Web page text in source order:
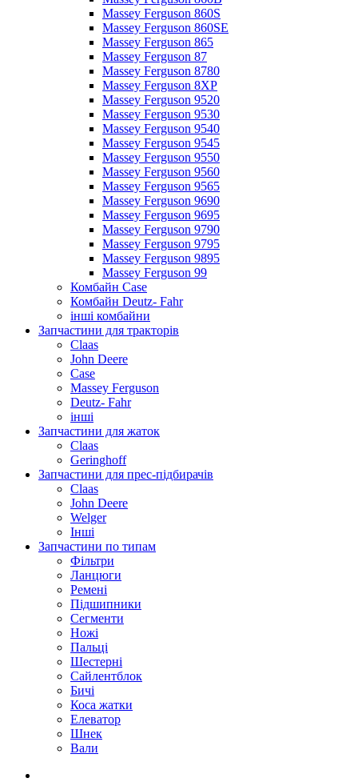
Massey Ferguson 860S
Massey Ferguson 860SE
Massey Ferguson 865
Massey Ferguson 87
Massey Ferguson 8780
Massey Ferguson 8XP
Massey Ferguson 9520
Massey Ferguson 9530
Massey Ferguson 9540
Massey Ferguson 9545
Massey Ferguson 9550
Massey Ferguson 9560
Massey Ferguson 9565
Massey Ferguson 9690
Massey Ferguson 9695
Massey Ferguson 9790
Massey Ferguson 9795
Massey Ferguson 9895
Massey Ferguson 99
Комбайн Case
Комбайн Deutz- Fahr
інші комбайни
Запчастини для тракторів
Claas
John Deere
Case
Massey Ferguson
Deutz- Fahr
інші
Запчастини для жаток
Claas
Geringhoff
Запчастини для прес-підбирачів
Claas
John Deere
Welger
Інші
Запчастини по типам
Фільтри
Ланцюги
Ремені
Підшипники
Сегменти
Ножі
Пальці
Шестерні
Сайлентблок
Бичі
Коса жатки
Елеватор
Шнек
Вали